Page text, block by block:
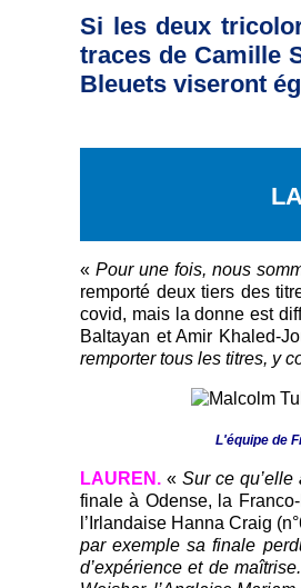
Si les deux
traces de Camille
Bleuets viseront
« Pour une fois, nous
remporté deux tiers des
covid, mais la donne est
Baltayan et Amir Khaled-
remporter tous les titres, y
L'équipe de
LAUREN. « Sur ce
finale à Odense, la
l’Irlandaise Hanna Craig
par exemple sa finale
d’expérience et de